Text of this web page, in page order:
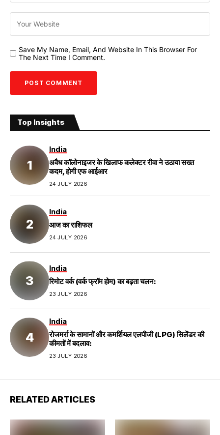
Save My Name, Email, And Website In This Browser For
The Next Time I Comment.
Top Insights
India
अवैध कॉलोनाइजर के खिलाफ कलेक्टर रीवा ने उठाया सख्त
कदम, होगी एफ आईआर
24 JULY 2026
India
आज का राशिफल
24 JULY 2026
India
रिमोट वर्क (वर्क फ्रॉम होम) का बढ़ता चलन:
23 JULY 2026
India
रोजमर्रा के सामानों और कमर्शियल एलपीजी (LPG) सिलेंडर की
कीमतों में बदलाव:
23 JULY 2026
RELATED ARTICLES